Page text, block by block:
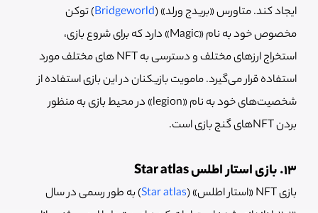
ایجاد کند. متاورس «بریدج ورلد» (Bridgeworld) توکن
مخصوص خود به نام «Magic» دارد که برای شروع بازی،
استخراج ارزهای مختلف و دسترسی به NFT های مختلف مورد
استفاده قرار می‌گیرد. مامویت بازیکنان در این بازی استفاده از
شخصیت‌های خود به نام «legion» در محیط بازی به منظور
بردن NFTهای گنج بازی است.
13. بازی استار اطلس Star atlas
بازی NFT «استار اطلس» ( Star atlas) به طور رسمی در سال